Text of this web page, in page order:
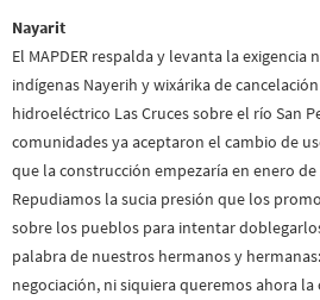
Nayarit
El MAPDER respalda y levanta la
indígenas Nayerih y wixárika de
hidroeléctrico Las Cruces sobre el río San
comunidades ya aceptaron el cambio de
que la construcción empezaría en enero
Repudiamos la sucia presión que los
sobre los pueblos para intentar
palabra de nuestros hermanos y
negociación, ni siquiera queremos ahora